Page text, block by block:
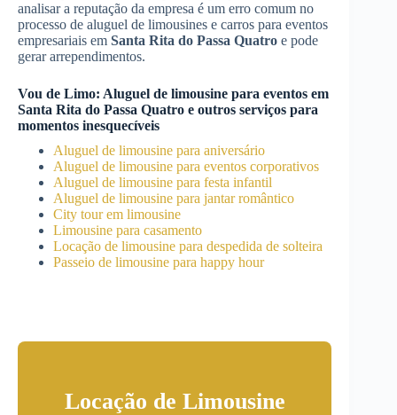
analisar a reputação da empresa é um erro comum no
processo de aluguel de limousines e carros para eventos
empresariais em Santa Rita do Passa Quatro e pode
gerar arrependimentos.
Vou de Limo: Aluguel de limousine para eventos em
Santa Rita do Passa Quatro e outros serviços para
momentos inesquecíveis
Aluguel de limousine para aniversário
Aluguel de limousine para eventos corporativos
Aluguel de limousine para festa infantil
Aluguel de limousine para jantar romântico
City tour em limousine
Limousine para casamento
Locação de limousine para despedida de solteira
Passeio de limousine para happy hour
Locação de Limousine